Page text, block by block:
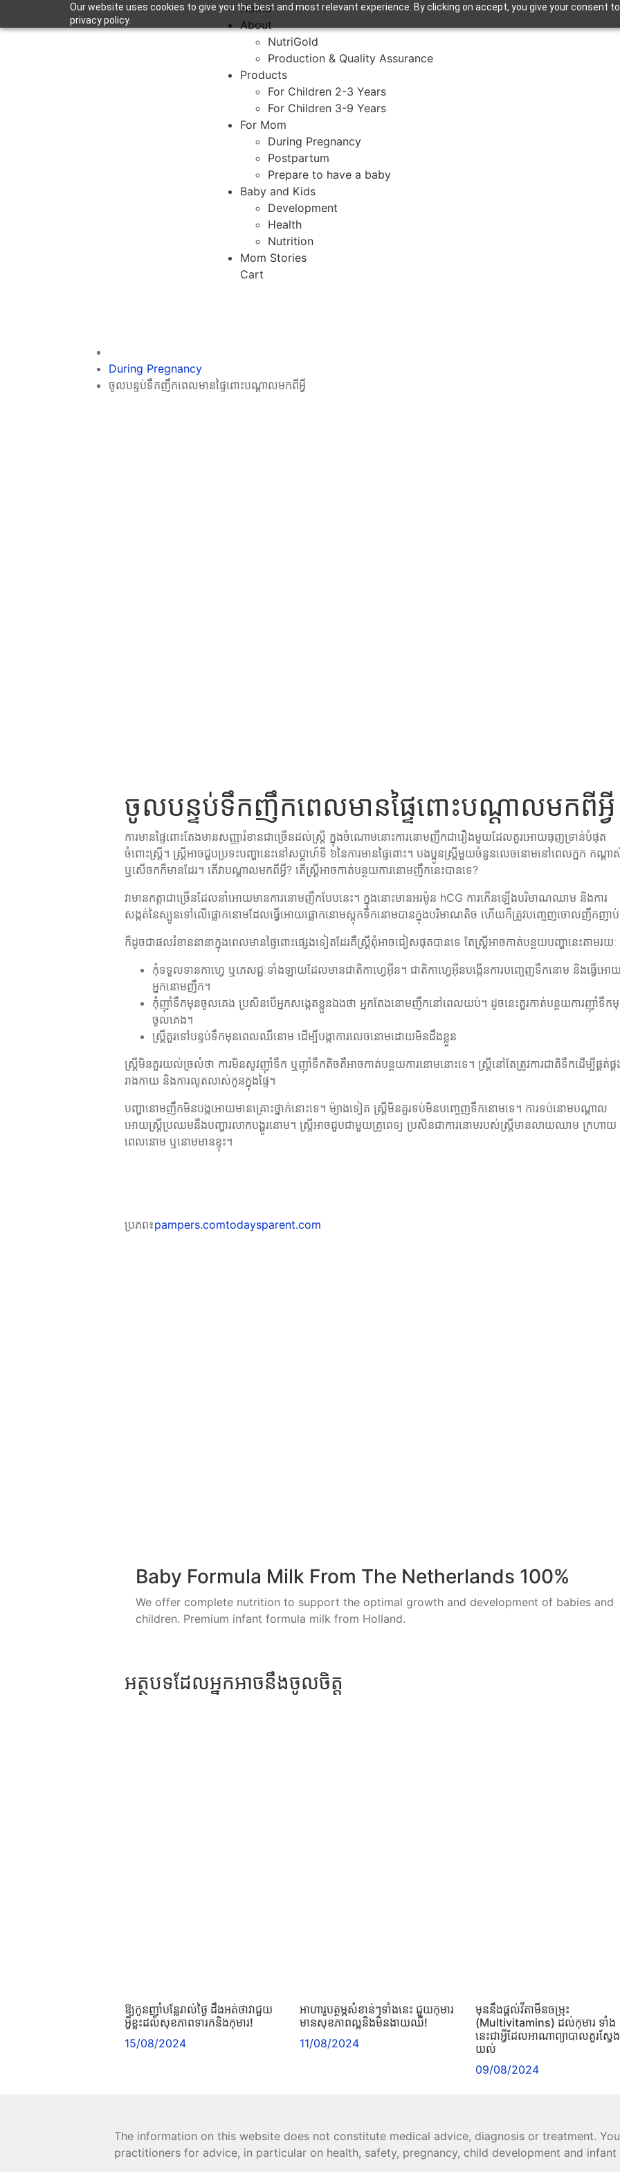
Our website uses cookies to give you the best and most relevant experience. By clicking on accept, you give your consent
privacy policy.
Home
About
NutriGold
Production & Quality Assurance
Products
For Children 2-3 Years
For Children 3-9 Years
For Mom
During Pregnancy
Postpartum
Prepare to have a baby
Baby and Kids
Development
Health
Nutrition
Mom Stories
Cart
During Pregnancy
ចូលបន្ទប់ទឹកញឹកពេលមានផ្ទៃពោះបណ្ដាលមកពីអ្វី
ចូលបន្ទប់ទឹកញឹកពេលមានផ្ទៃពោះបណ្ដាលមកពីអ្វី
ការមានផ្ទៃពោះតែងមានសញ្ញារំខានជាច្រើនដល់ស្ត្រី ក្នុងចំណោមនោះការនោមញឹកជារឿងមួយដែលគួរអោយធុញទ្រាន់បំផុត
ចំពោះស្ត្រី។ ស្ត្រីអាចជួបប្រទះបញ្ហានេះនៅសប្ដាហ៍ទី ៦នៃការមានផ្ទៃពោះ។ បងប្អូនស្ត្រីមួយចំនួនលេចនោមនៅពេលក្អក កណ្ដា
ឬសើចកក៏មានដែរ។ តើវាបណ្ដាលមកពីអ្វី? តើស្ត្រីអាចកាត់បន្ថយការនោមញឹកនេះបានទេ?
វាមានកត្តាជាច្រើនដែលនាំអោយមានការនោមញឹកបែបនេះ។ ក្នុងនោះមានអរម៉ូន hCG ការកើនឡើងបរិមាណឈាម និងការ
សង្កត់នៃស្បូនទៅលើផ្លោកនោមដែលធ្វើអោយផ្លោកនោមស្តុកទឹកនោមបានក្នុងបរិមាណតិច ហើយក៏ត្រូវបញ្ចេញចោលញឹកញា
ក៏ដូចជាផលរំខាននានាក្នុងពេលមានផ្ទៃពោះផ្សេងទៀតដែរគឺស្ត្រីពុំអាចជៀសផុតបានទេ តែស្ត្រីអាចកាត់បន្ថយបញ្ហានេះតាមរយៈ
កុំទទួលទានកាហ្វេ ឬភេសជ្ជៈទាំងឡាយដែលមានជាតិកាហ្វេអ៊ីន។ ជាតិកាហ្វេអ៊ីនបង្កើនការបញ្ចេញទឹកនោម និងធ្វើអោយ
អ្នកនោមញឹក។
កុំញ៉ាំទឹកមុនចូលគេង ប្រសិនបើអ្នកសង្កេតខ្លួនឯងថា អ្នកតែងនោមញឹកនៅពេលយប់។ ដូចនេះគួរកាត់បន្ថយការញ៉ាំទឹក
ចូលគេង។
ស្ត្រីគួរទៅបន្ទប់ទឹកមុនពេលឈឺនោម ដើម្បីបង្កាការលេចនោមដោយមិនដឹងខ្លួន
ស្ត្រីមិនគួរយល់ច្រលំថា ការមិនសូវញ៉ាំទឹក ឬញ៉ាំទឹកតិចគឺអាចកាត់បន្ថយការនោមនោះទេ។ ស្ត្រីនៅតែត្រូវការជាតិទឹកដើម្បីផ្គត់ផ្គ
រាងកាយ និងការលូតលាស់កូនក្នុងផ្ទៃ។
បញ្ហានោមញឹកមិនបង្កអោយមានគ្រោះថ្នាក់នោះទេ។ ម៉្យាងទៀត ស្ត្រីមិនគួរទប់មិនបញ្ចេញទឹកនោមទេ។ ការទប់នោមបណ្ដាល
អោយស្ត្រីប្រឈមនឹងបញ្ហារលាកបង្ហូរនោម។ ស្ត្រីអាចជួបជាមួយគ្រូពេទ្យ ប្រសិនជាការនោមរបស់ស្ត្រីមានលាយឈាម ក្រហាយ
ពេលនោម ឬនោមមានខ្ទុះ។
ប្រភព៖pampers.comtodaysparent.com
Baby Formula Milk From The Netherlands 100%
We offer complete nutrition to support the optimal growth and development of babies and
children. Premium infant formula milk from Holland.
អត្ថបទដែលអ្នកអាចនឹងចូលចិត្ត
ឱ្យកូនញ៉ាំបន្លែរាល់ថ្ងៃ ដឹងអត់ថាវាជួយ
អ្វីខ្លះដល់សុខភាពទារកនិងកុមារ!
15/08/2024
អាហារូបត្ថម្ភសំខាន់ៗទាំងនេះ ជួយកុមារ
មានសុខភាពល្អនិងមិនងាយឈឺ!
11/08/2024
មុននឹងផ្ដល់វីតាមីនចម្រុះ
(Multivitamins) ដល់កុមារ ទាំង
នេះជាអ្វីដែលអាណាព្យាបាលគួរស្វែង
យល់
09/08/2024
The information on this website does not constitute medical advice, diagnosis or treatment.
practitioners for advice, in particular on health, safety, pregnancy, child development and infant